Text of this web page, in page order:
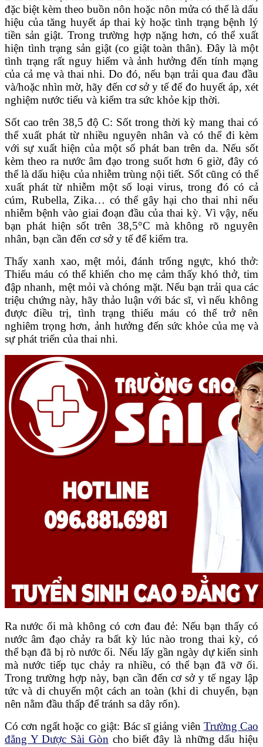
đặc biệt kèm theo buồn nôn hoặc nôn mửa có thể là dấu
hiệu của tăng huyết áp thai kỳ hoặc tình trạng bệnh lý
tiền sản giật. Trong trường hợp nặng hơn, có thể xuất
hiện tình trạng sản giật (co giật toàn thân). Đây là một
tình trạng rất nguy hiểm và ảnh hưởng đến tính mạng
của cả mẹ và thai nhi. Do đó, nếu bạn trải qua đau đầu
và/hoặc nhìn mờ, hãy đến cơ sở y tế để đo huyết áp, xét
nghiệm nước tiểu và kiểm tra sức khỏe kịp thời.
Sốt cao trên 38,5 độ C: Sốt trong thời kỳ mang thai có
thể xuất phát từ nhiều nguyên nhân và có thể đi kèm
với sự xuất hiện của một số phát ban trên da. Nếu sốt
kèm theo ra nước âm đạo trong suốt hơn 6 giờ, đây có
thể là dấu hiệu của nhiễm trùng nội tiết. Sốt cũng có thể
xuất phát từ nhiễm một số loại virus, trong đó có cả
cúm, Rubella, Zika… có thể gây hại cho thai nhi nếu
nhiễm bệnh vào giai đoạn đầu của thai kỳ. Vì vậy, nếu
bạn phát hiện sốt trên 38,5°C mà không rõ nguyên
nhân, bạn cần đến cơ sở y tế để kiểm tra.
Thấy xanh xao, mệt mỏi, đánh trống ngực, khó thở:
Thiếu máu có thể khiến cho mẹ cảm thấy khó thở, tim
đập nhanh, mệt mỏi và chóng mặt. Nếu bạn trải qua các
triệu chứng này, hãy thảo luận với bác sĩ, vì nếu không
được điều trị, tình trạng thiếu máu có thể trở nên
nghiêm trọng hơn, ảnh hưởng đến sức khỏe của mẹ và
sự phát triển của thai nhi.
Ra nước ối mà không có cơn đau đẻ: Nếu bạn thấy có
nước âm đạo chảy ra bất kỳ lúc nào trong thai kỳ, có
thể bạn đã bị rò nước ối. Nếu lấy gần ngày dự kiến sinh
mà nước tiếp tục chảy ra nhiều, có thể bạn đã vỡ ối.
Trong trường hợp này, bạn cần đến cơ sở y tế ngay lập
tức và di chuyển một cách an toàn (khi di chuyển, bạn
nên nằm đầu thấp để tránh sa dây rốn).
Có cơn ngất hoặc co giật: Bác sĩ giảng viên Trường Cao
đẳng Y Dược Sài Gòncho biết đây là những dấu hiệu